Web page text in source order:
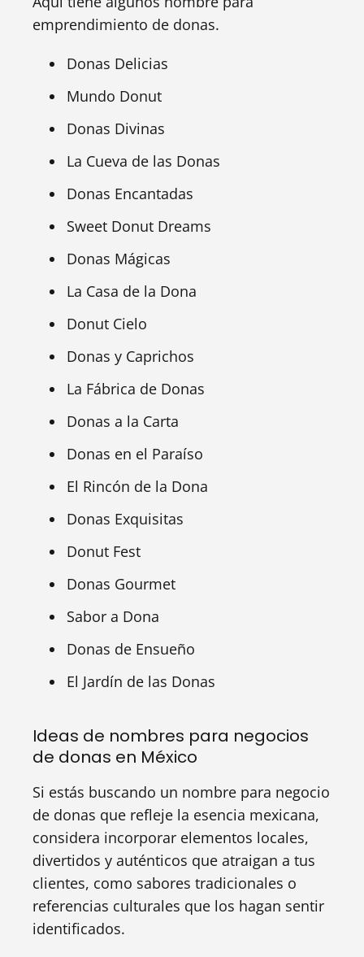
emprendimiento de donas.
Donas Delicias
Mundo Donut
Donas Divinas
La Cueva de las Donas
Donas Encantadas
Sweet Donut Dreams
Donas Mágicas
La Casa de la Dona
Donut Cielo
Donas y Caprichos
La Fábrica de Donas
Donas a la Carta
Donas en el Paraíso
El Rincón de la Dona
Donas Exquisitas
Donut Fest
Donas Gourmet
Sabor a Dona
Donas de Ensueño
El Jardín de las Donas
Ideas de nombres para negocios
de donas en México
Si estás buscando un nombre para negocio
de donas que refleje la esencia mexicana,
considera incorporar elementos locales,
divertidos y auténticos que atraigan a tus
clientes, como sabores tradicionales o
referencias culturales que los hagan sentir
identificados.